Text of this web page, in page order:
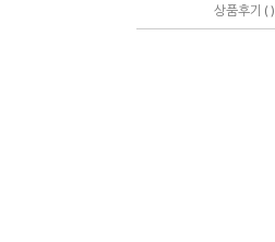
상품후기 ( )